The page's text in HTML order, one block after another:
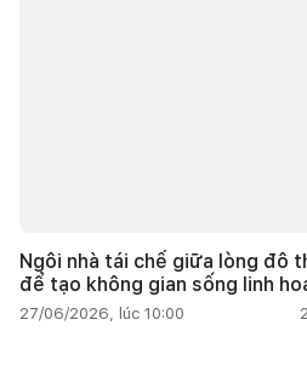
Ngôi nhà tái chế giữa lòng đô
để tạo không gian sống linh
27/06/2026, lúc 10:00 2